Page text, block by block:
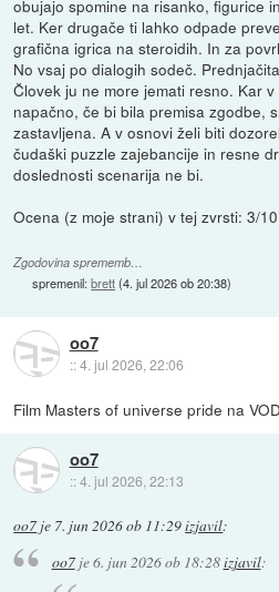
obujajo spomine na risanko, figurice
let. Ker drugače ti lahko odpade
grafična igrica na steroidih. In za
No vsaj po dialogih sodeč.
Človek ju ne more jemati resno. Kar
napačno, če bi bila premisa zgodbe,
zastavljena. A v osnovi želi biti
čudaški puzzle zajebancije in resne
doslednosti scenarija ne bi.
Ocena (z moje strani) v tej zvrsti: 3/10
Zgodovina sprememb…
spremenil:brett(4. jul 2026 ob 20:38)
oo7
::4. jul 2026, 22:06
Film Masters of universe pride na
oo7
::4. jul 2026, 22:13
oo7 je 7. jun 2026 ob 11:29izjavil:
oo7je6. jun 2026 ob 18:28izjavil: